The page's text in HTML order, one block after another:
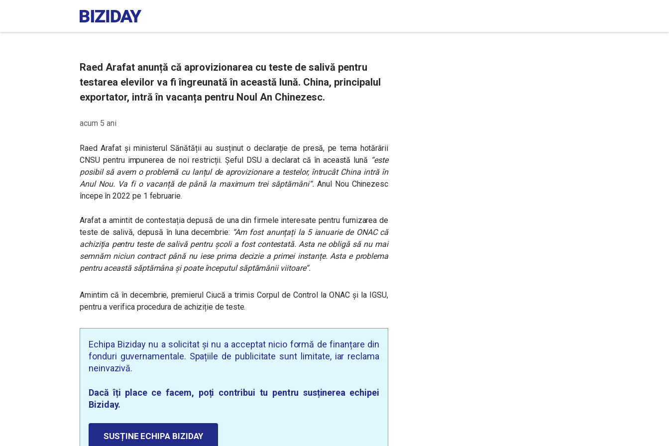
Raed Arafat anunță că aprovizionarea cu teste de salivă pentru
testarea elevilor va fi îngreunată în această lună. China, principalul
exportator, intră în vacanța pentru Noul An Chinezesc.
acum 5 ani
Raed Arafat și ministerul Sănătății au susținut o declarație de presă, pe tema hotărârii
CNSU pentru impunerea de noi restricții. Șeful DSU a declarat că în această lună “este
posibil să avem o problemă cu lanțul de aprovizionare a testelor, întrucât China intră în
Anul Nou. Va fi o vacanță de până la maximum trei săptămâni“. Anul Nou Chinezesc
începe în 2022 pe 1 februarie.
Arafat a amintit de contestația depusă de una din firmele interesate pentru furnizarea de
teste de salivă, depusă în luna decembrie: “Am fost anunțați la 5 ianuarie de ONAC că
achiziția pentru teste de salivă pentru școli a fost contestată. Asta ne obligă să nu mai
semnăm niciun contract până nu iese prima decizie a primei instanțe. Asta e problema
pentru această săptămâna și poate începutul săptămânii viitoare“.
Amintim că în decembrie, premierul Ciucă a trimis Corpul de Control la ONAC și la IGSU,
pentru a verifica procedura de achiziție de teste.
Echipa Biziday nu a solicitat și nu a acceptat nicio formă de finanțare din
fonduri guvernamentale. Spațiile de publicitate sunt limitate, iar reclama
neinvazivă.
Dacă îți place ce facem, poți contribui tu pentru susținerea echipei
Biziday.
SUSȚINE ECHIPA BIZIDAY